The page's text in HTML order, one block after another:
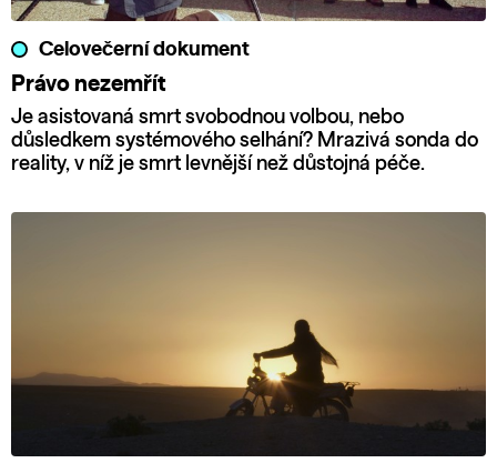
Celovečerní dokument
Právo nezemřít
Je asistovaná smrt svobodnou volbou, nebo
důsledkem systémového selhání? Mrazivá sonda do
reality, v níž je smrt levnější než důstojná péče.